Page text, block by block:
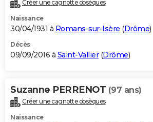
Créer une cagnotte obsèques
Naissance
30/04/1931 à Romans-sur-Isère (Drôme)
Décès
09/09/2016 à Saint-Vallier(Drôme)
Suzanne PERRENOT (97 ans)
Créer une cagnotte obsèques
Naissance